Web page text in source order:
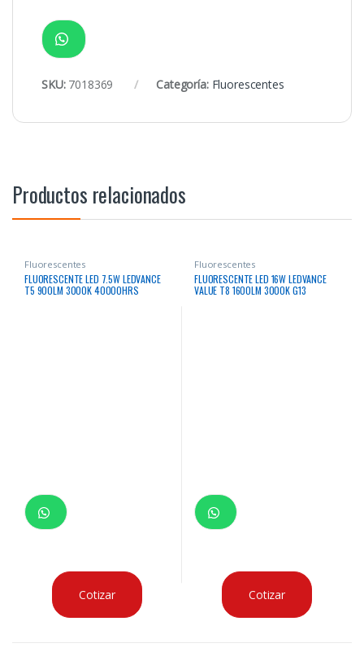
SKU: 7018369 Categoría: Fluorescentes
Productos relacionados
Fluorescentes
FLUORESCENTE LED 7.5W LEDVANCE
T5 900LM 3000K 40000HRS
Cotizar
Fluorescentes
FLUORESCENTE LED 16W LEDVANCE
VALUE T8 1600LM 3000K G13
Cotizar